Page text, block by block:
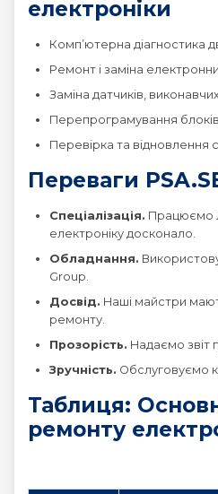
електроніки
Комп’ютерна діагностика
Ремонт і заміна
Заміна датчиків,
Перепрограмування блоків
Перевірка та відновлення
Переваги
Спеціалізація. Працюємо
електроніку досконало.
Обладнання.
Group.
Досвід. Наші майстри
ремонту.
Прозорість. Надаємо звіт
Зручність. Обслуговуємо
Таблиця:
ремонту